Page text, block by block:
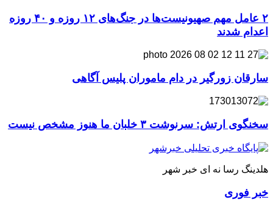
۲ عامل مهم صهیونیست‌ها در جنگ‌های ۱۲ روزه و ۴۰ روزه
اعدام شدند
سارقان زورگیر در دام ماموران پلیس آگاهی
سخنگوی ارتش: سرنوشت ۳ خلبان ما هنوز مشخص نیست
هلدینگ رسا نه ای خبر شهر
خبر فوری